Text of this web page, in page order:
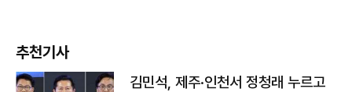
추천기사
김민석, 제주·인천서 정청래 누르고